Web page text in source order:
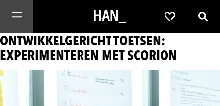
Mobiele navigatie openen Favorieten
ONTWIKKELGERICHT TOETSEN:
EXPERIMENTEREN MET SCORION